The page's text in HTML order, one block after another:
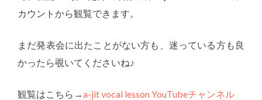
カウントから観覧できます。
まだ発表会に出たことがない方も、迷っている方も良
かったら覗いてくださいね♪
観覧はこちら→a-jit vocal lesson YouTubeチャンネル